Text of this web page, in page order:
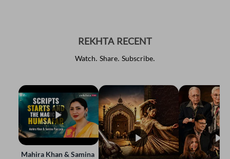
REKHTA RECENT
Watch. Share. Subscribe.
Mahira Khan & Samina